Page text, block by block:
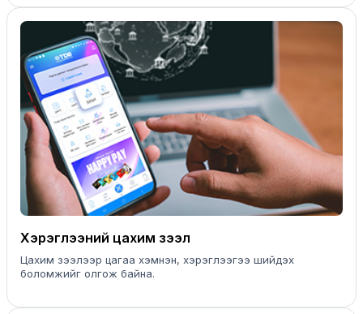
Хэрэглээний цахим зээл
Цахим зээлээр цагаа хэмнэн, хэрэглээгээ шийдэх
боломжийг олгож байна.